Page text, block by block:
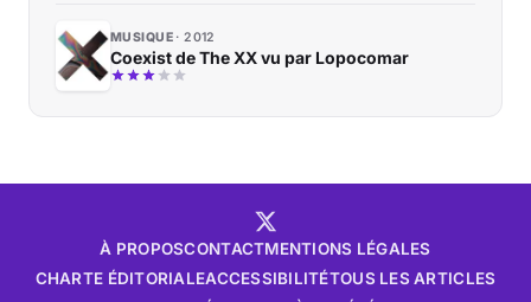
MUSIQUE 2012
Coexist de The XX vu par Lopocomar
À PROPOSCONTACTMENTIONS LÉGALES
CHARTE ÉDITORIALEACCESSIBILITÉTOUS LES ARTICLES